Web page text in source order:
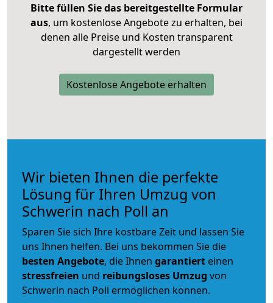
Bitte füllen Sie das bereitgestellte Formular
aus, um kostenlose Angebote zu erhalten, bei
denen alle Preise und Kosten transparent
dargestellt werden
Kostenlose Angebote erhalten
Wir bieten Ihnen die perfekte
Lösung für Ihren Umzug von
Schwerin nach Poll an
Sparen Sie sich Ihre kostbare Zeit und lassen Sie
uns Ihnen helfen. Bei uns bekommen Sie die
besten Angebote, die Ihnen garantiert einen
stressfreien und reibungsloses Umzug von
Schwerin nach Poll ermöglichen können.